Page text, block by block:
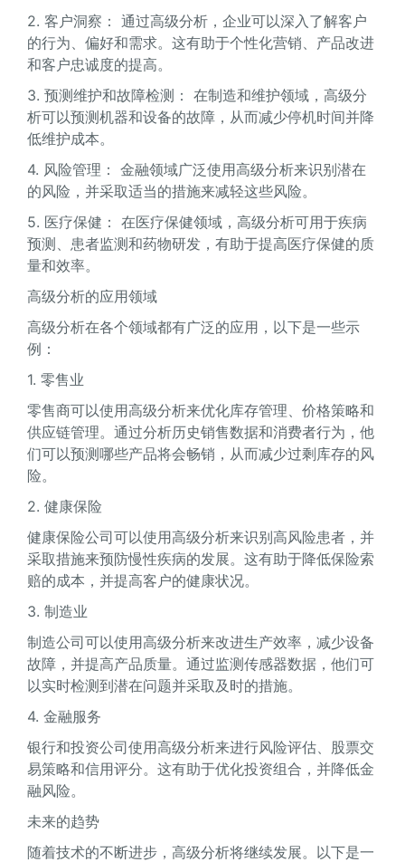
2. 客户洞察： 通过高级分析，企业可以深入了解客户
的行为、偏好和需求。这有助于个性化营销、产品改进
和客户忠诚度的提高。
3. 预测维护和故障检测： 在制造和维护领域，高级分
析可以预测机器和设备的故障，从而减少停机时间并降
低维护成本。
4. 风险管理： 金融领域广泛使用高级分析来识别潜在
的风险，并采取适当的措施来减轻这些风险。
5. 医疗保健： 在医疗保健领域，高级分析可用于疾病
预测、患者监测和药物研发，有助于提高医疗保健的质
量和效率。
高级分析的应用领域
高级分析在各个领域都有广泛的应用，以下是一些示
例：
1. 零售业
零售商可以使用高级分析来优化库存管理、价格策略和
供应链管理。通过分析历史销售数据和消费者行为，他
们可以预测哪些产品将会畅销，从而减少过剩库存的风
险。
2. 健康保险
健康保险公司可以使用高级分析来识别高风险患者，并
采取措施来预防慢性疾病的发展。这有助于降低保险索
赔的成本，并提高客户的健康状况。
3. 制造业
制造公司可以使用高级分析来改进生产效率，减少设备
故障，并提高产品质量。通过监测传感器数据，他们可
以实时检测到潜在问题并采取及时的措施。
4. 金融服务
银行和投资公司使用高级分析来进行风险评估、股票交
易策略和信用评分。这有助于优化投资组合，并降低金
融风险。
未来的趋势
随着技术的不断进步，高级分析将继续发展。以下是一